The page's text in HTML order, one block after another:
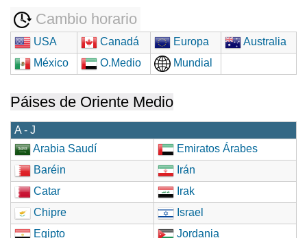
Cambio horario
USA Canadá Europa
Australia
México
O.Medio Mundial
Páises de Oriente Medio
A - J
Arabia Saudí
Emiratos Árabes
Baréin
Irán
Catar
Irak
Chipre
Israel
Egipto
Jordania